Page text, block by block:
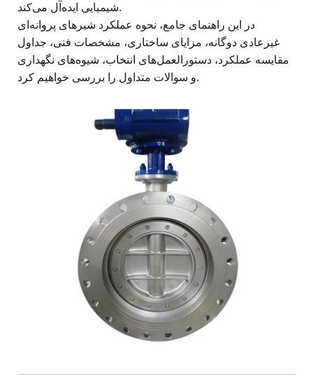
شیمیایی ایده‌آل می‌کند.
در این راهنمای جامع، نحوه عملکرد شیرهای پروانه‌ای
غیرعادی دوگانه، مزایای ساختاری، مشخصات فنی، جداول
مقایسه عملکرد، دستورالعمل‌های انتخاب، شیوه‌های نگهداری
و سوالات متداول را بررسی خواهیم کرد.